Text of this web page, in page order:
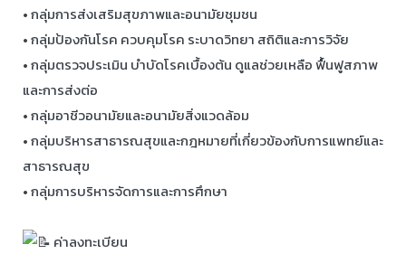
• กลุ่มการส่งเสริมสุขภาพและอนามัยชุมชน
• กลุ่มป้องกันโรค ควบคุมโรค ระบาดวิทยา สถิติและการวิจัย
• กลุ่มตรวจประเมิน บำบัดโรคเบื้องต้น ดูแลช่วยเหลือ ฟื้นฟูสภาพ
และการส่งต่อ
• กลุ่มอาชีวอนามัยและอนามัยสิ่งแวดล้อม
• กลุ่มบริหารสาธารณสุขและกฎหมายที่เกี่ยวข้องกับการแพทย์และ
สาธารณสุข
• กลุ่มการบริหารจัดการและการศึกษา
ค่าลงทะเบียน